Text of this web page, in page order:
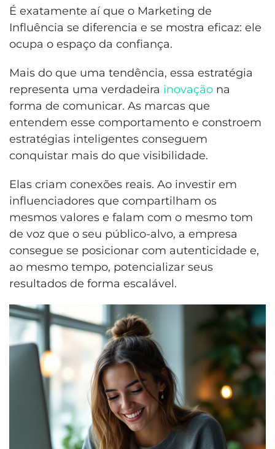
É exatamente aí que o Marketing de
Influência se diferencia e se mostra eficaz: ele
ocupa o espaço da confiança.
Mais do que uma tendência, essa estratégia
representa uma verdadeira inovação na
forma de comunicar. As marcas que
entendem esse comportamento e constroem
estratégias inteligentes conseguem
conquistar mais do que visibilidade.
Elas criam conexões reais. Ao investir em
influenciadores que compartilham os
mesmos valores e falam com o mesmo tom
de voz que o seu público-alvo, a empresa
consegue se posicionar com autenticidade e,
ao mesmo tempo, potencializar seus
resultados de forma escalável.